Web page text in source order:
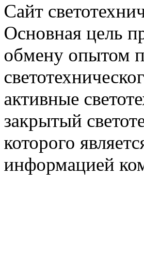
Сайт
Основная цель
обмену опытом
активные
закрытый
которого
информацией